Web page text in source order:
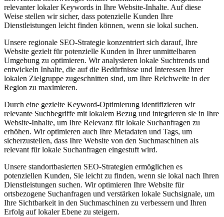
relevanter lokaler Keywords in Ihre Website-Inhalte. Auf diese
Weise stellen wir sicher, dass potenzielle Kunden Ihre
Dienstleistungen leicht finden können, wenn sie lokal suchen.
Unsere regionale SEO-Strategie konzentriert sich darauf, Ihre
Website gezielt für potenzielle Kunden in Ihrer unmittelbaren
Umgebung zu optimieren. Wir analysieren lokale Suchtrends und
entwickeln Inhalte, die auf die Bedürfnisse und Interessen Ihrer
lokalen Zielgruppe zugeschnitten sind, um Ihre Reichweite in der
Region zu maximieren.
Durch eine gezielte Keyword-Optimierung identifizieren wir
relevante Suchbegriffe mit lokalem Bezug und integrieren sie in Ihre
Website-Inhalte, um Ihre Relevanz für lokale Suchanfragen zu
erhöhen. Wir optimieren auch Ihre Metadaten und Tags, um
sicherzustellen, dass Ihre Website von den Suchmaschinen als
relevant für lokale Suchanfragen eingestuft wird.
Unsere standortbasierten SEO-Strategien ermöglichen es
potenziellen Kunden, Sie leicht zu finden, wenn sie lokal nach Ihren
Dienstleistungen suchen. Wir optimieren Ihre Website für
ortsbezogene Suchanfragen und verstärken lokale Suchsignale, um
Ihre Sichtbarkeit in den Suchmaschinen zu verbessern und Ihren
Erfolg auf lokaler Ebene zu steigern.